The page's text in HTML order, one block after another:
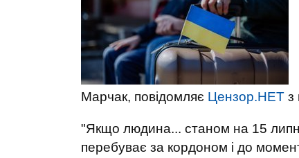
Марчак, повідомляє Цензор.НЕТ з
"Якщо людина... станом на 15
перебуває за кордоном і до